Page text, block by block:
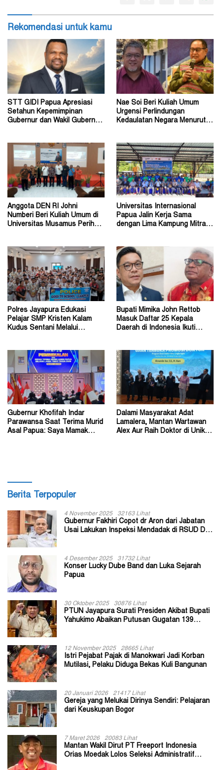
Rekomendasi untuk kamu
STT GIDI Papua Apresiasi
Setahun Kepemimpinan
Gubernur dan Wakil Gubernur
Nae Soi Beri Kuliah Umum
Urgensi Perlindungan
Kedaulatan Negara Menurut
Anggota DEN RI Johni
Numberi Beri Kuliah Umum di
Universitas Musamus Perihal
Universitas Internasional
Papua Jalin Kerja Sama
dengan Lima Kampung Mitra di
Polres Jayapura Edukasi
Pelajar SMP Kristen Kalam
Kudus Sentani Melalui
Bupati Mimika John Rettob
Masuk Daftar 25 Kepala
Daerah di Indonesia Ikuti
Gubernur Khofifah Indar
Parawansa Saat Terima Murid
Asal Papua: Saya Mamak
Dalami Masyarakat Adat
Lamalera, Mantan Wartawan
Alex Aur Raih Doktor di Unika
Berita Terpopuler
4 November 2025 32163 Lihat
Gubernur Fakhiri Copot dr Aron dari Jabatan
Usai Lakukan Inspeksi Mendadak di RSUD Dok
4 Desember 2025 31732 Lihat
Konser Lucky Dube Band dan Luka Sejarah
Papua
30 Oktober 2025 30876 Lihat
PTUN Jayapura Surati Presiden Akibat Bupati
Yahukimo Abaikan Putusan Gugatan 139
12 November 2025 28665 Lihat
Istri Pejabat Pajak di Manokwari Jadi Korban
Mutilasi, Pelaku Diduga Bekas Kuli Bangunan
20 Januari 2026 21417 Lihat
Gereja yang Melukai Dirinya Sendiri: Pelajaran
dari Keuskupan Bogor
7 Maret 2026 20083 Lihat
Mantan Wakil Dirut PT Freeport Indonesia
Orias Moedak Lolos Seleksi Administratif